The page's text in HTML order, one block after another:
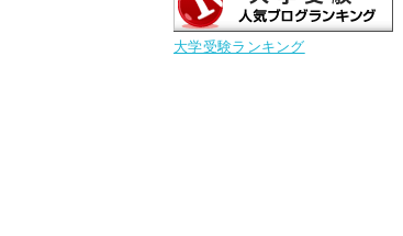
大学受験ランキング